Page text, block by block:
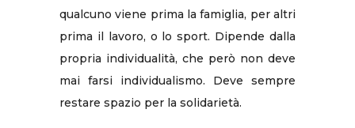
qualcuno viene prima la famiglia, per altri
prima il lavoro, o lo sport. Dipende dalla
propria individualità, che però non deve
mai farsi individualismo. Deve sempre
restare spazio per la solidarietà.